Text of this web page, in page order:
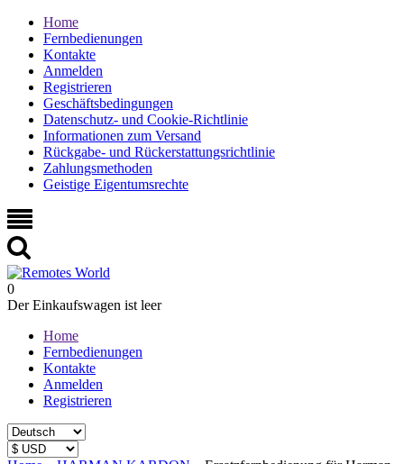
Home
Fernbedienungen
Kontakte
Anmelden
Registrieren
Geschäftsbedingungen
Datenschutz- und Cookie-Richtlinie
Informationen zum Versand
Rückgabe- und Rückerstattungsrichtlinie
Zahlungsmethoden
Geistige Eigentumsrechte
0
Der Einkaufswagen ist leer
Home
Fernbedienungen
Kontakte
Anmelden
Registrieren